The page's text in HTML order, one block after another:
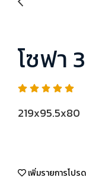
โซฟา
219x95.5x80
เพิ่มรายการโปรด